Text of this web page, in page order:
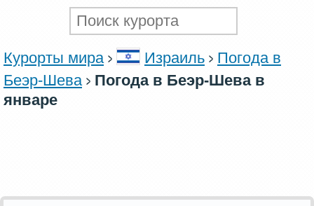
Курорты мира Израиль
Погода в
Беэр-Шева
Погода в Беэр-Шева в
январе